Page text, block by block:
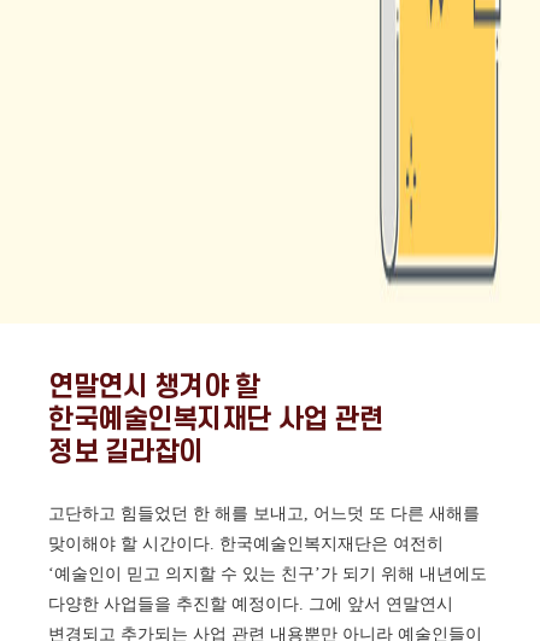
연말연시 챙겨야 할
한국예술인복지재단 사업 관련
정보 길라잡이
고단하고 힘들었던 한 해를 보내고, 어느덧 또 다른 새해를
맞이해야 할 시간이다. 한국예술인복지재단은 여전히
‘예술인이 믿고 의지할 수 있는 친구’가 되기 위해 내년에도
다양한 사업들을 추진할 예정이다. 그에 앞서 연말연시
변경되고 추가되는 사업 관련 내용뿐만 아니라 예술인들이